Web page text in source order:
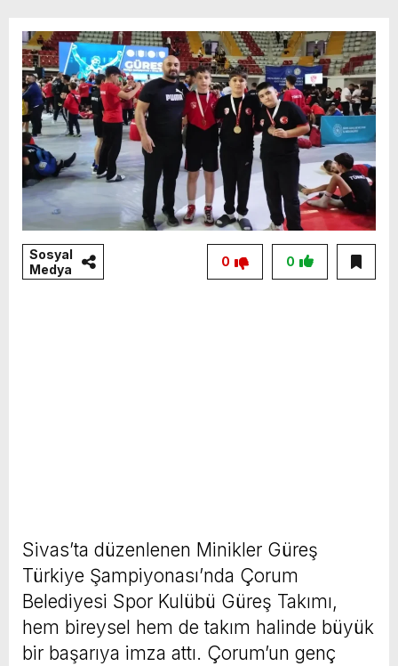
Sosyal
Medya
0
0
Sivas’ta düzenlenen Minikler Güreş
Türkiye Şampiyonası’nda Çorum
Belediyesi Spor Kulübü Güreş Takımı,
hem bireysel hem de takım halinde büyük
bir başarıya imza attı. Çorum’un genç